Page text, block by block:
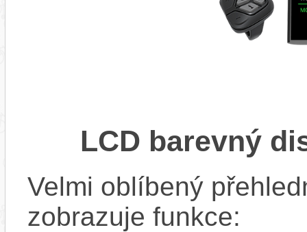
LCD barevný
Velmi oblíbený
zobrazuje funkce: